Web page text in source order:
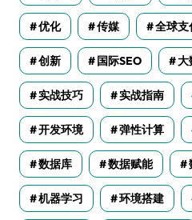
优化 传媒 全球支
创新 国际SEO 大
实战技巧 实战指南
开发环境 弹性计算
数据库 数据赋能
机器学习 环境搭建